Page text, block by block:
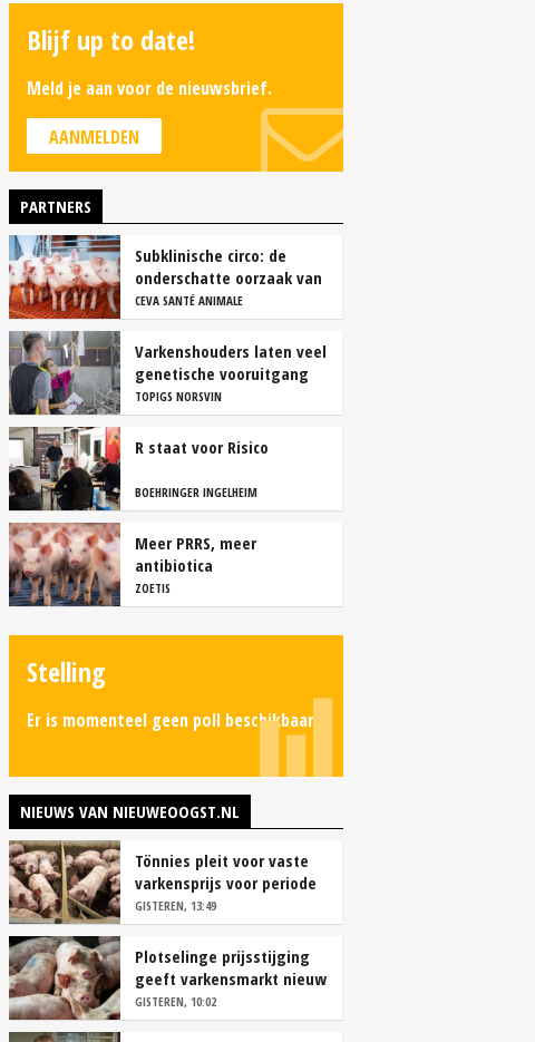
Blijf up to date!
Meld je aan voor de nieuwsbrief.
AANMELDEN
PARTNERS
Subklinische circo: de
onderschatte oorzaak van
productieverlies
CEVA SANTÉ ANIMALE
Varkenshouders laten veel
genetische vooruitgang
liggen
TOPIGS NORSVIN
R staat voor Risico
BOEHRINGER INGELHEIM
Meer PRRS, meer
antibiotica
ZOETIS
Stelling
Er is momenteel geen poll beschikbaar.
NIEUWS VAN NIEUWEOOGST.NL
Tönnies pleit voor vaste
varkensprijs voor periode
van zes maanden
GISTEREN, 13:49
Plotselinge prijsstijging
geeft varkensmarkt nieuw
perspectief
GISTEREN, 10:02